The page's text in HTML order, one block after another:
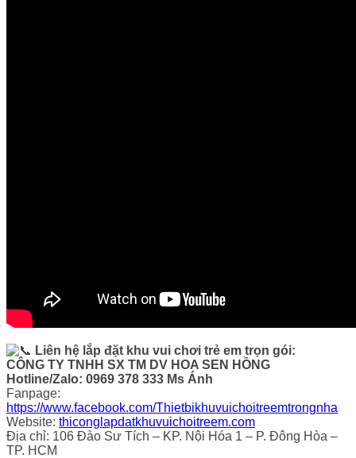
Liên hệ lắp đặt khu vui chơi trẻ em trọn gói:
CÔNG TY TNHH SX TM DV HOA SEN HỒNG
Hotline/Zalo: 0969 378 333 Ms Ánh
Fanpage:
https://www.facebook.com/Thietbikhuvuichoitreemtrongnha
Website: thiconglapdatkhuvuichoitreem.com
Địa chỉ: 106 Đào Sư Tích – KP. Nội Hóa 1 – P. Đông Hòa –
TP. HCM